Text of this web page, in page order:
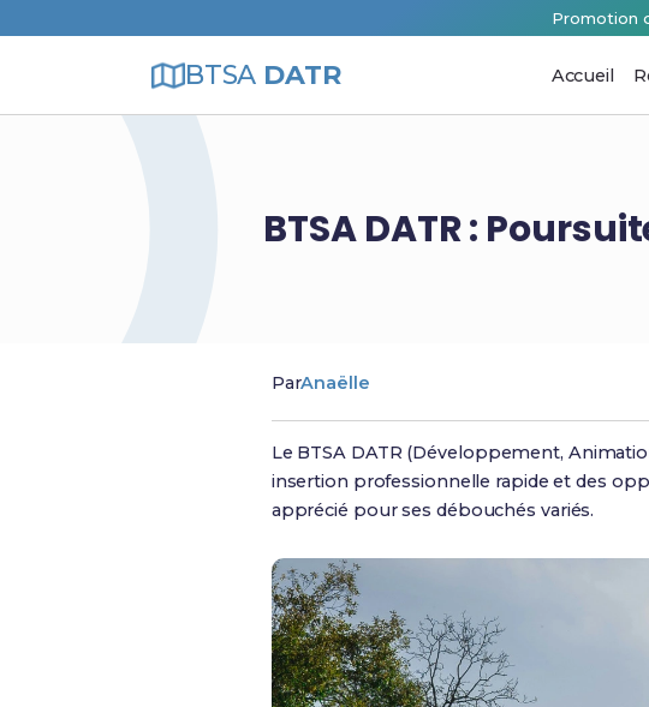
Promotion
BTSA DATR Accueil
BTSA DATR :
ParAnaëlle
Le BTSA DATR (Développement,
insertion professionnelle rapide et des
apprécié pour ses débouchés variés.